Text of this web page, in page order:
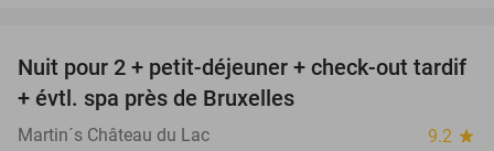
27%
Nuit pour 2 + petit-déjeuner + check-out tardif
+ évtl. spa près de Bruxelles
Martin´s Château du Lac 9.2 star